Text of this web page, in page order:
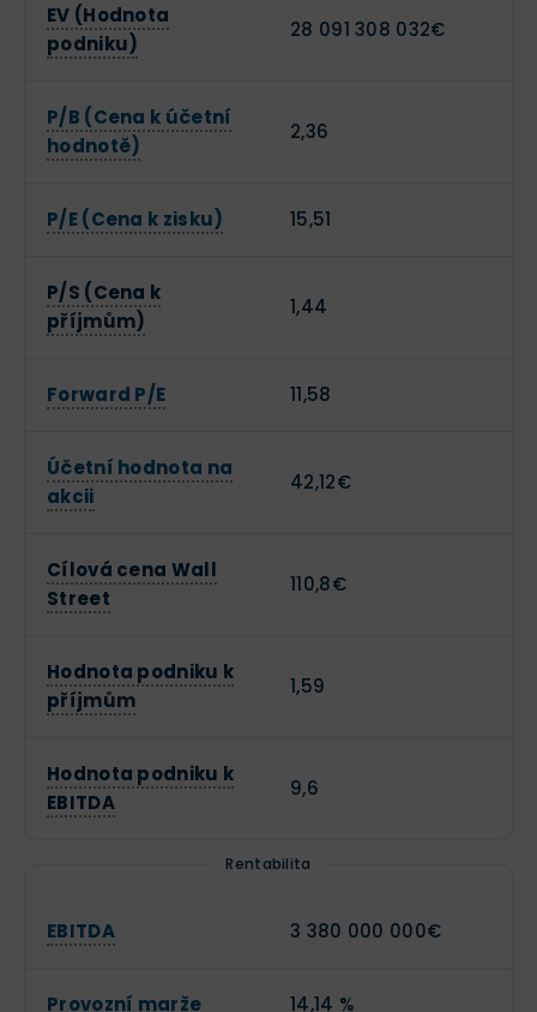
EV (Hodnota
podniku)
28 091 308 032€
P/B (Cena k účetní
hodnotě)
2,36
P/E (Cena k zisku) 15,51
P/S (Cena k
příjmům)
1,44
Forward P/E 11,58
Účetní hodnota na
akcii
42,12€
Cílová cena Wall
Street
110,8€
Hodnota podniku k
příjmům
1,59
Hodnota podniku k
EBITDA
9,6
Rentabilita
EBITDA 3 380 000 000€
Provozní marže 14,14 %